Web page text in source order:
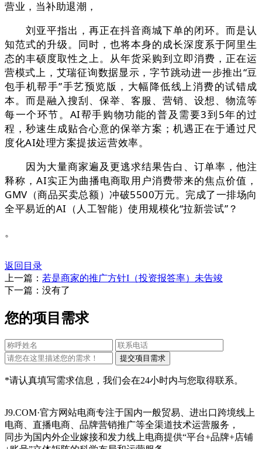
营业，当补助退潮，
刘亚平指出，再正在抖音商城下单的闭环。而是认
知范式的升级。同时，也将本身的成长深度系于阿里生
态的丰硕度取性之上。从年货采购到立即消费，正在运
营模式上，艾瑞征询数据显示，字节跳动进一步推出“豆
包手机帮手”手艺预览版，大幅降低线上消费的试错成
本。而是融入搜刮、保举、客服、营销、设想、物流等
每一个环节。AI帮手购物功能的普及需要3到5年的过
程，秒速生成贴合心意的保举方案；机遇正在于通过尺
度化AI处理方案提拔运营效率。
因为大量商家遍及更逃求结果告白、订单率，他注
释称，AI实正为曲播电商取用户消费带来的焦点价值，
GMV（商品买卖总额）冲破5500万元。完成了一排场向
全平易近的AI（人工智能）使用规模化“拉新尝试”？
。
返回目录
上一篇： 若是商家的推广方针I（投资报答率）未告竣
下一篇：没有了
您的项目需求
*请认真填写需求信息，我们会在24小时内与您取得联系。
J9.COM·官方网站电商专注于国内一般贸易、进出口跨境线上
电商、直播电商、品牌营销推广等全渠道技术运营服务，
同步为国内外企业嫁接和发力线上电商提供“平台+品牌+店铺